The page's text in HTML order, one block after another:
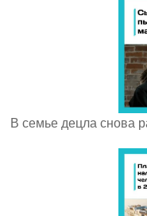
В семье децла снова